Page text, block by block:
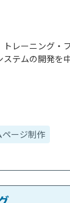
レーニング・
テムの開発を
ページ制作